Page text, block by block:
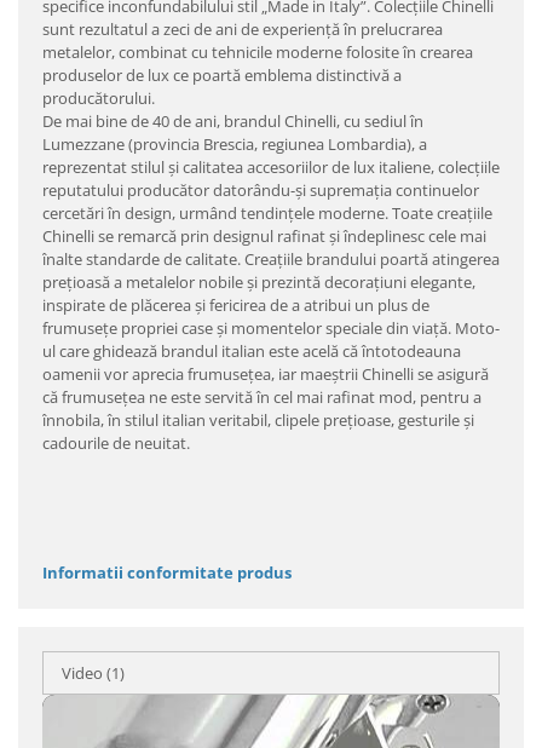
specifice inconfundabilului stil „Made in Italy”. Colecţiile Chinelli
sunt rezultatul a zeci de ani de experienţă în prelucrarea
metalelor, combinat cu tehnicile moderne folosite în crearea
produselor de lux ce poartă emblema distinctivă a
producătorului.
De mai bine de 40 de ani, brandul Chinelli, cu sediul în
Lumezzane (provincia Brescia, regiunea Lombardia), a
reprezentat stilul şi calitatea accesoriilor de lux italiene, colecţiile
reputatului producător datorându-şi supremaţia continuelor
cercetări în design, urmând tendinţele moderne. Toate creaţiile
Chinelli se remarcă prin designul rafinat şi îndeplinesc cele mai
înalte standarde de calitate. Creaţiile brandului poartă atingerea
preţioasă a metalelor nobile şi prezintă decoraţiuni elegante,
inspirate de plăcerea şi fericirea de a atribui un plus de
frumuseţe propriei case şi momentelor speciale din viaţă. Moto-
ul care ghidează brandul italian este acelă că întotodeauna
oamenii vor aprecia frumuseţea, iar maeştrii Chinelli se asigură
că frumuseţea ne este servită în cel mai rafinat mod, pentru a
înnobila, în stilul italian veritabil, clipele preţioase, gesturile şi
cadourile de neuitat.
Informatii conformitate produs
Video (1)